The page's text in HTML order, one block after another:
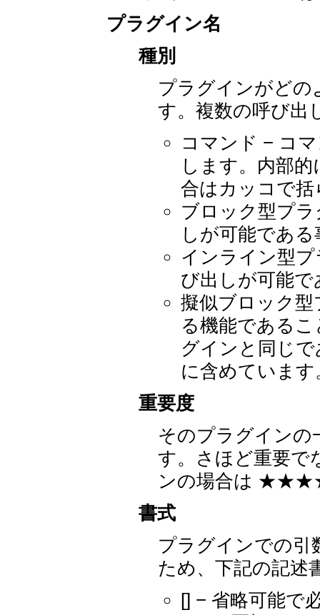
プラグイン名
種別
プラグインがどの
す。複数の呼び出
コマンド − コ
します。内部
合はカッコで
ブロック型プ
しが可能であ
インライン型
び出しが可能
擬似ブロック
る機能である
グインと同じ
に含めています
重要度
そのプラグインの
す。さほど重要
ンの場合は
書式
プラグインでの引
ため、下記の記述
[] − 省略可能で